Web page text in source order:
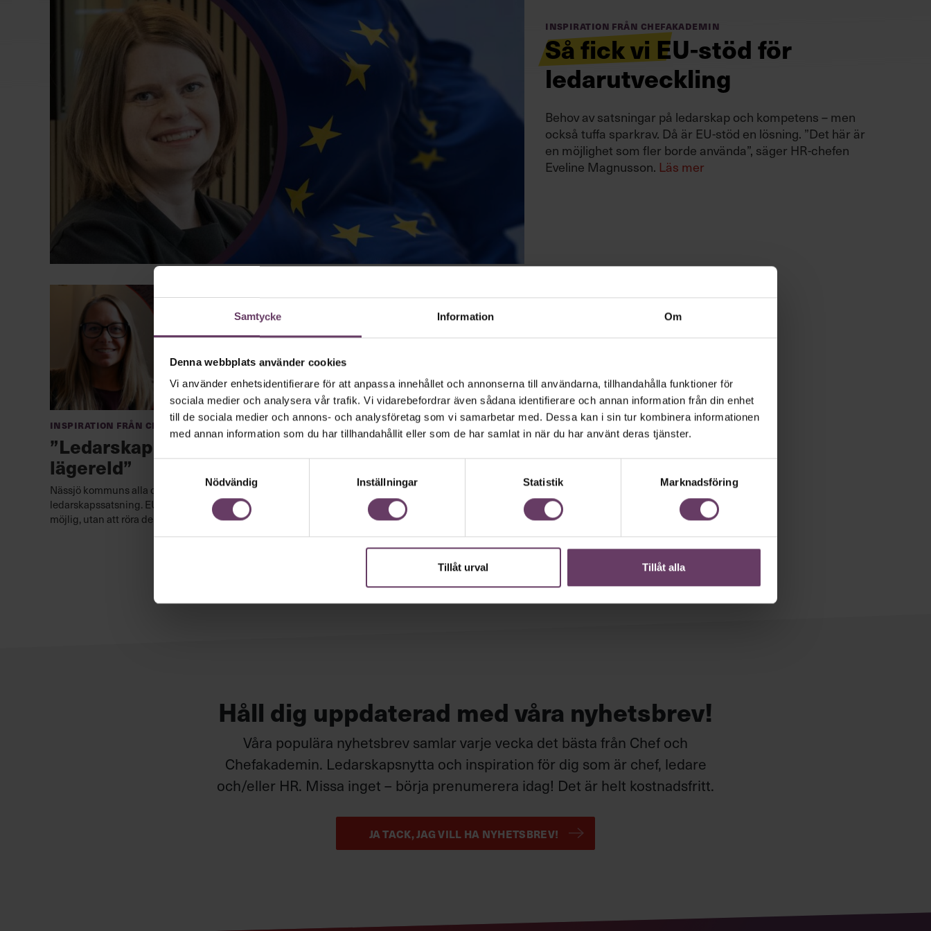
Samtycke Information Om
Denna webbplats använder cookies
Vi använder enhetsidentifierare för att anpassa innehållet och annonserna till användarna, tillhandahålla funktioner för
sociala medier och analysera vår trafik. Vi vidarebefordrar även sådana identifierare och annan information från din enhet
till de sociala medier och annons- och analysföretag som vi samarbetar med. Dessa kan i sin tur kombinera informationen
med annan information som du har tillhandahållit eller som de har samlat in när du har använt deras tjänster.
Nödvändig
Inställningar Statistik Marknadsföring
Tillåt urval Tillåt alla
Inspiration från Chefakademin
Så fick vi EU-stöd för
ledarutveckling
Behov av satsningar på ledarskap och kompetens – men
också tuffa sparkrav. Då är EU-stöd en lösning. ”Det här är
en möjlighet som fler borde använda”, säger HR-chefen
Eveline Magnusson. Läs mer
Inspiration från Chefakademin
”Ledarskap har blivit vår
lägereld”
Nässjö kommuns alla chefer har samlats i en stor
ledarskapssatsning. EU-pengar gjorde satsningen
möjlig, utan att röra den ordinarie budgeten.
Inspiration från Chefakademin
Psykologisk trygghet växlar
upp ledarskapet i Växjö
kommun
Psykologisk trygghet är grunden för produktiva och
effektiva team. Men hur får man det att hända på
riktigt? Växjö kommun vet.
Håll dig uppdaterad med våra nyhetsbrev!
Våra populära nyhetsbrev samlar varje vecka det bästa från Chef och
Chefakademin. Ledarskapsnytta och inspiration för dig som är chef, ledare
och/eller HR. Missa inget – börja prenumerera idag! Det är helt kostnadsfritt.
JA TACK, JAG VILL HA NYHETSBREV!